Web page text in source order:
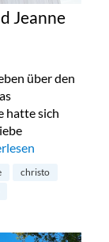
Jeanne
über den
hatte sich
Triomphe by
christo